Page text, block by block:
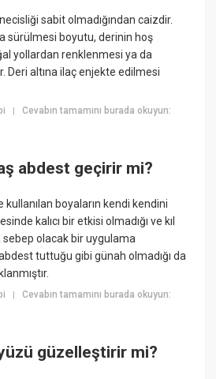
sabit olmadığından caizdir.
sürülmesi boyutu, derinin hoş
yollardan renklenmesi ya da
Deri altına ilaç enjekte edilmesi
|Cevabın tamamını burada okuyun:
abdest geçirir mi?
boyaların kendi kendini
kalıcı bir etkisi olmadığı ve kıl
sebep olacak bir uygulama
tuttuğu gibi günah olmadığı da
|Cevabın tamamını burada okuyun:
güzelleştirir mi?